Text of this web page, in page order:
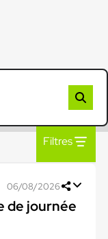
Filtres
06/08/2026
de journée